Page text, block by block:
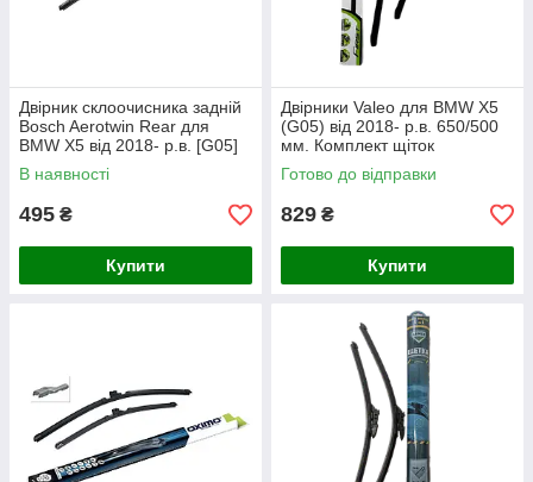
Двірник склоочисника задній
Bosch Aerotwin Rear для
BMW X5 від 2018- р.в. [G05]
щітка 350 мм
В наявності
495 ₴
Купити
Двірники Valeo для BMW X5
(G05) від 2018- р.в. 650/500
мм. Комплект щіток
склоочисника безкаркасних 2
шт.
Готово до відправки
829 ₴
Купити